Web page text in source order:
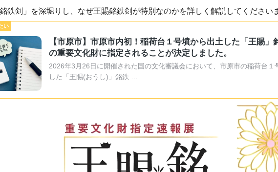
鉄剣」を深堀りし、なぜ王賜銘鉄剣が特別なのかを詳しく解説してください
【市原市】市原市内初！稲荷台１号墳から出土した「王賜」
の重要文化財に指定されることが決定しました。
2026年3月26日に開催された国の文化審議会において、市原市の稲荷台１
した「王賜(おうし)」銘鉄 …